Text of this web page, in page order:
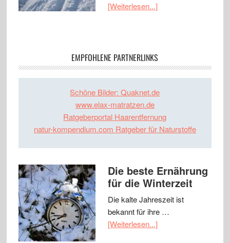
[Weiterlesen...]
EMPFOHLENE PARTNERLINKS
Schöne Bilder: Quaknet.de
www.elax-matratzen.de
Ratgeberportal Haarentfernung
natur-kompendium.com Ratgeber für Naturstoffe
Die beste Ernährung
für die Winterzeit
Die kalte Jahreszeit ist
bekannt für ihre …
[Weiterlesen...]